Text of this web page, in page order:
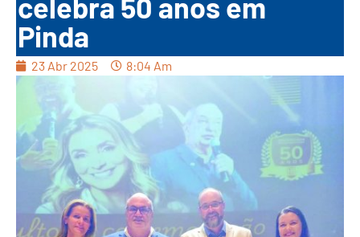
celebra 50 anos em
Pinda
23 Abr 2025 8:04 Am